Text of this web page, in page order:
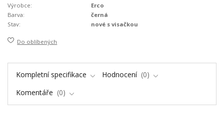
Výrobce:
Erco
Barva:
černá
Stav:
nové s visačkou
Do oblíbených
Kompletní specifikace Hodnocení
0
Komentáře
0